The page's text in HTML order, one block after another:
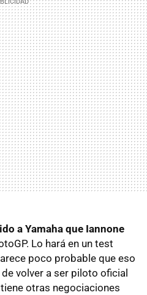
a Yamaha que Iannone
Lo hará en un test
poco probable que eso
volver a ser piloto oficial
otras negociaciones